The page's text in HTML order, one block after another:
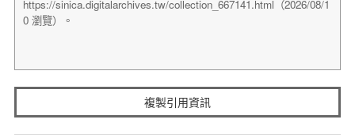
複製引用資訊